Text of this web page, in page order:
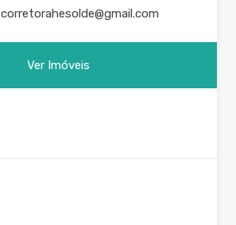
corretorahesolde@gmail.com
Ver Imóveis